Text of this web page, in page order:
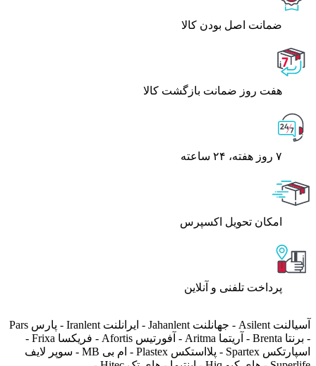
ﺿﻤﺎﻧﺖ اﺻﻞ ﺑﻮدن ﮐﺎﻟﺎ
هفت روز ضمانت بازگشت کالا
۷ روز ﻫﻔﺘﻪ، ۲۴ ﺳﺎﻋﺘﻪ
اﻣﮑﺎن ﺗﺤﻮﯾﻞ اﮐﺴﭙﺮس
پرداخت تلفنی و آنلاین
آسیالنت Asilent - جهانلنت Jahanlent - ایرانلنت Iranlent - پارس Pars
- برنتا Brenta - آریتما Aritma - آفورتیس Afortis - فریکسا Frixa -
اسپارتکس Spartex - پلااستکس Plastex - ام بی MB - سوپر لایف